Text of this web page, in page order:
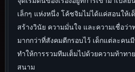
เล็กๆ แห่งหนึ่ง โค้ชจิมไม่ได้แค่สอนให้เ
สร้างวินัย ความมั่นใจ และความเชื่อว่า
มากกว่าที่สังคมตีกรอบไว้ เด็กแต่ละค
ทำให้การรวมทีมเต็มไปด้วยความท้าท
สนาม